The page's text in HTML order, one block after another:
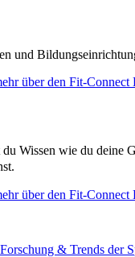
und
über den Fit-Connect
Wissen wie du deine
über den Fit-Connect
& Trends der